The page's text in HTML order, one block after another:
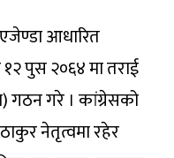
आधारित
पुस २०६४ मा तराई
गठन गरे । कांग्रेसको
नेतृत्वमा रहेर